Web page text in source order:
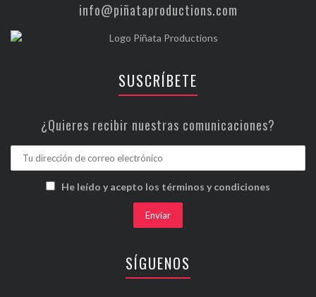
info@piñataproductions.com
SUSCRÍBETE
¿Quieres recibir nuestras comunicaciones?
He leído y acepto los términos y condiciones
SÍGUENOS